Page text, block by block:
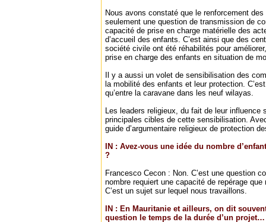
Nous avons constaté que le renforcement
seulement une question de transmission de
capacité de prise en charge matérielle des
d’accueil des enfants. C’est ainsi que des
société civile ont été réhabilités pour
prise en charge des enfants en situation de
Il y a aussi un volet de sensibilisation des
la mobilité des enfants et leur protection.
qu’entre la caravane dans les neuf wilayas.
Les leaders religieux, du fait de leur influence
principales cibles de cette sensibilisation.
guide d’argumentaire religieux de protection
IN : Avez-vous une idée du nombre
?
Francesco Cecon : Non. C’est une question
nombre requiert une capacité de repérage que
C’est un sujet sur lequel nous travaillons.
IN : En Mauritanie et ailleurs, on dit
question le temps de la durée d’un projet…